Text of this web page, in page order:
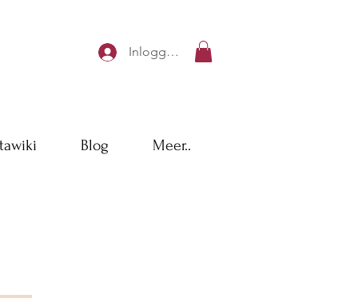
Inloggen
Blog Meer..